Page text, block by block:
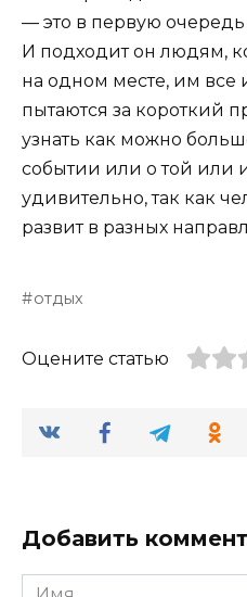
— это в первую
И подходит он людям,
на одном месте, им все
пытаются за короткий
узнать как можно
событии или о той или
удивительно, так как
развит в разных
отдых
Оцените статью
Добавить
Имя